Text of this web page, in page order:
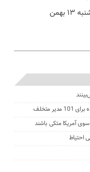
متخلف
آمریکا متکی باشند